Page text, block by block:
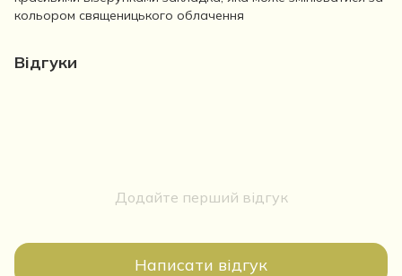
кольором священицького облачення
Відгуки
Додайте перший відгук
Написати відгук